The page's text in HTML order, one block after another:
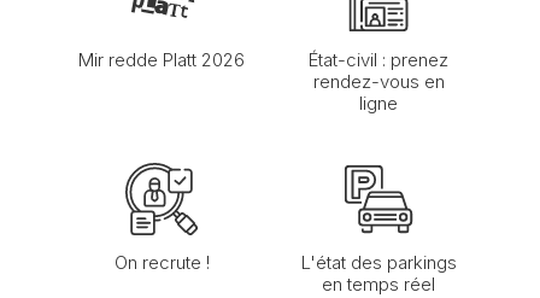
Mir redde Platt 2026
État-civil : prenez
rendez-vous en
ligne
On recrute !
L'état des parkings
en temps réel